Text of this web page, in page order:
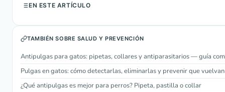
EN ESTE ARTÍCULO
TAMBIÉN SOBRE SALUD Y PREVENCIÓN
Antipulgas para gatos: pipetas, collares y antiparasitarios — guía
Pulgas en gatos: cómo detectarlas, eliminarlas y prevenir que vuelvan
¿Qué antipulgas es mejor para perros? Pipeta, pastilla o collar